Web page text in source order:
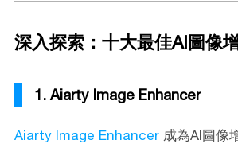
深入探索：十大最佳AI圖像
1. Aiarty Image Enhancer
Aiarty Image Enhancer成為AI圖像